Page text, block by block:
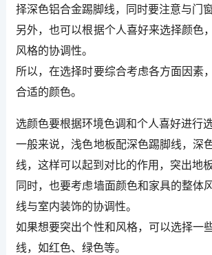
择深色铝合金踢脚线，同时要注意与门
另外，也可以根据个人喜好来选择颜色
风格的协调性。
所以，在选择时要综合考虑各方面因素
合适的颜色。
选颜色要根据环境色调和个人喜好进行选
一般来说，浅色地板配深色踢脚线，深
线，这样可以起到对比的作用，突出地板
同时，也要考虑墙面颜色和家具的整体
线与室内装饰的协调性。
如果想要突出个性和风格，可以选择一
线，如红色、绿色等。